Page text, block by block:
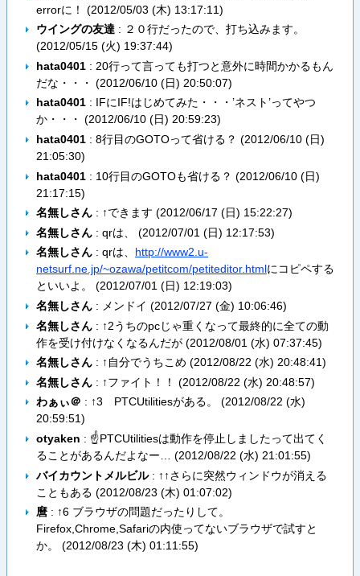
errorに！ (2012/05/03 (木) 13:17:11)
ウイングの友達: ２０行だったので、打ち込みます。
(2012/05/15 (火) 19:37:44)
hata0401: 20行って言っても打つと意外に時間かかるもん
だな・・・ (2012/06/10 (日) 20:50:07)
hata0401: IFにIF!はじめてみた・・・’ネスト’ってやつ
か・・・ (2012/06/10 (日) 20:59:23)
hata0401: 8行目のGOTOって省ける？ (2012/06/10 (日)
21:05:30)
hata0401: 10行目のGOTOも省ける？ (2012/06/10 (日)
21:17:15)
名無しさん: ↑できます (2012/06/17 (日) 15:22:27)
名無しさん: qrは、 (2012/07/01 (日) 12:17:53)
名無しさん: qrは、 http://www2.u-
netsurf.ne.jp/~ozawa/petitcom/petiteditor.htmlにコピペする
といいよ。 (2012/07/01 (日) 12:19:03)
名無しさん: メンドイ (2012/07/27 (金) 10:06:46)
名無しさん: ↑2うちのpcじゃ重くなって最終的に全ての動
作を受け付けなくなるんだが (2012/08/01 (水) 07:37:45)
名無しさん: ↑自分でうちこめ (2012/08/22 (水) 20:48:41)
名無しさん: ↑ファイト！！ (2012/08/22 (水) 20:48:57)
わぁぃ＠ : ↑3 PTCUtilitiesがある。 (2012/08/22 (水)
20:59:51)
otyaken : ☝PTCUtilitiesは動作を停止しましたって出てく
ることがあるんだよなー… (2012/08/22 (水) 21:01:55)
バイカウントメルビル: ↑↑さらに突然ウィンドウが消える
こともある (2012/08/23 (木) 01:07:02)
麿: ↑6 ブラウザの問題だったりして。
Firefox,Chrome,Safariの内使ってないブラウザで試すと
か。 (2012/08/23 (木) 01:11:55)